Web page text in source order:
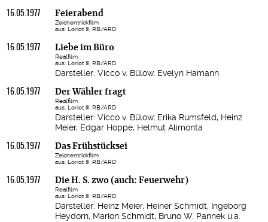
16.05.1977 Feierabend
Zeichentrickfilm
aus: Loriot III, RB/ARD
16.05.1977 Liebe im Büro
Realfilm
aus: Loriot III, RB/ARD
Darsteller: Vicco v. Bülow, Evelyn Hamann
16.05.1977 Der Wähler fragt
Realfilm
aus: Loriot III, RB/ARD
Darsteller: Vicco v. Bülow, Erika Rumsfeld, Heinz
Meier, Edgar Hoppe, Helmut Alimonta
16.05.1977 Das Frühstücksei
Zeichentrickfilm
aus: Loriot III, RB/ARD
16.05.1977 Die H. S. zwo (auch: Feuerwehr)
Realfilm
aus: Loriot III, RB/ARD
Darsteller: Heinz Meier, Heiner Schmidt, Ingeborg
Heydorn, Marion Schmidt, Bruno W. Pannek u.a.